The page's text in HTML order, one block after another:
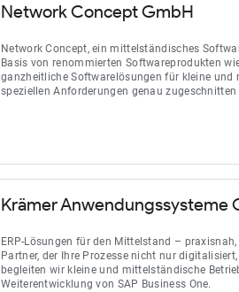
Network Concept GmbH
Network Concept, ein mittelständisches
Basis von renommierten Softwareprodukten
ganzheitliche Softwarelösungen für kleine und
speziellen Anforderungen genau zugeschnitten
Krämer Anwendungssysteme
ERP-Lösungen für den Mittelstand –
Partner, der Ihre Prozesse nicht nur
begleiten wir kleine und mittelständische
Weiterentwicklung von SAP Business One.